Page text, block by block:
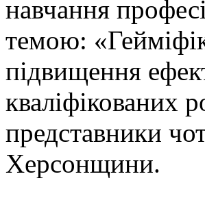
навчання
темою:
підвищення
кваліфікованих
представники
Херсонщини.